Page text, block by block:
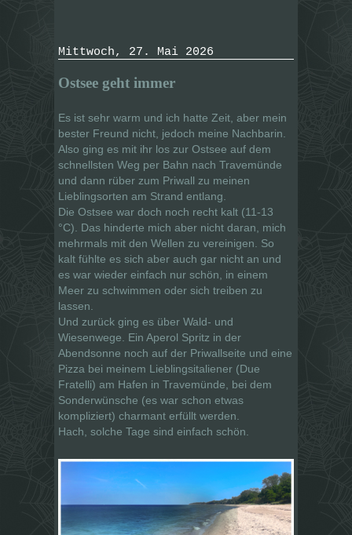
Mittwoch, 27. Mai 2026
Ostsee geht immer
Es ist sehr warm und ich hatte Zeit, aber mein
bester Freund nicht, jedoch meine Nachbarin.
Also ging es mit ihr los zur Ostsee auf dem
schnellsten Weg per Bahn nach Travemünde
und dann rüber zum Priwall zu meinen
Lieblingsorten am Strand entlang.
Die Ostsee war doch noch recht kalt (11-13
°C). Das hinderte mich aber nicht daran, mich
mehrmals mit den Wellen zu vereinigen. So
kalt fühlte es sich aber auch gar nicht an und
es war wieder einfach nur schön, in einem
Meer zu schwimmen oder sich treiben zu
lassen.
Und zurück ging es über Wald- und
Wiesenwege. Ein Aperol Spritz in der
Abendsonne noch auf der Priwallseite und eine
Pizza bei meinem Lieblingsitaliener (Due
Fratelli) am Hafen in Travemünde, bei dem
Sonderwünsche (es war schon etwas
kompliziert) charmant erfüllt werden.
Hach, solche Tage sind einfach schön.